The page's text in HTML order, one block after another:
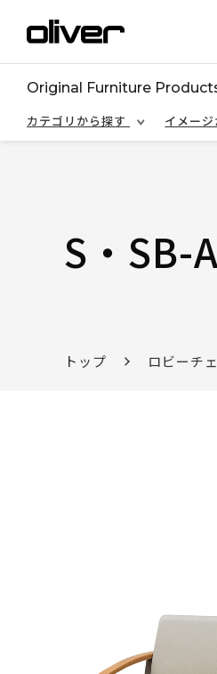
Original Furniture
カテゴリから探す
イメー
S・SB-
トップ ロビーチ